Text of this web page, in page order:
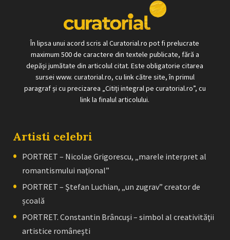
În lipsa unui acord scris al Curatorial.ro pot fi prelucrate
maximum 500 de caractere din textele publicate, fără a
depăși jumătate din articolul citat. Este obligatorie citarea
sursei www. curatorial.ro, cu link către site, în primul
paragraf și cu precizarea „Citiți integral pe curatorial.ro”, cu
link la finalul articolului.
Artisti celebri
PORTRET – Nicolae Grigorescu, „marele interpret al
romantismului naţional”
PORTRET – Ştefan Luchian, „un zugrav” creator de
școală
PORTRET. Constantin Brâncuşi – simbol al creativităţii
artistice româneşti